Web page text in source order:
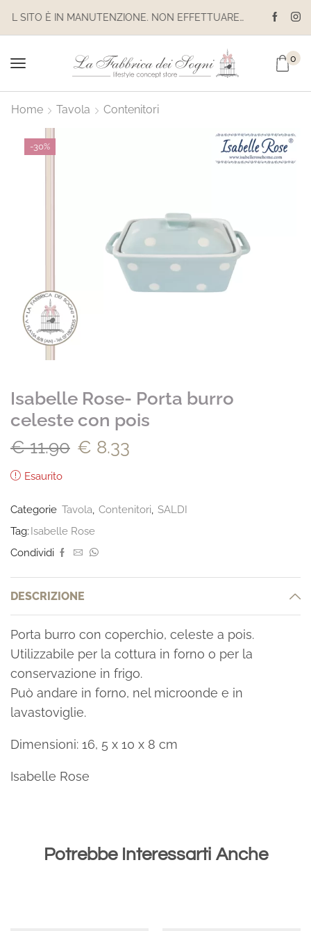
IL SITO È IN MANUTENZIONE. NON EFFETTUARE ACQUISTI. LE SPEDIZIONI SONO SOSPESE
0
Home Tavola Contenitori
-30%
Isabelle Rose- Porta burro
celeste con pois
€11.90 € 8.33
Esaurito
Categorie Tavola Contenitori SALDI
Tag: Isabelle Rose
Condividi
DESCRIZIONE
Porta burro con coperchio, celeste a pois.
Utilizzabile per la cottura in forno o per la
conservazione in frigo.
Può andare in forno, nel microonde e in
lavastoviglie.
Dimensioni: 16, 5 x 10 x 8 cm
Isabelle Rose
Potrebbe Interessarti Anche